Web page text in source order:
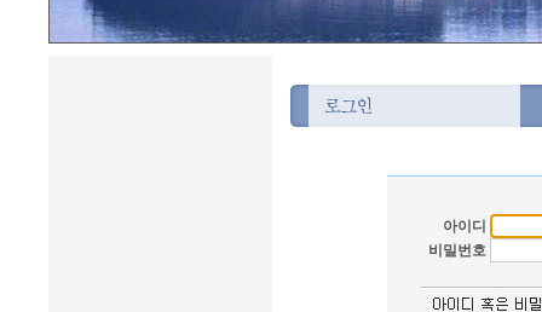
아이디
비밀번호